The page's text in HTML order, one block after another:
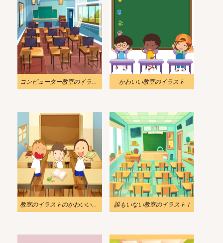
コンピューター教室のイラスト かわいい教室のイラスト
教室のイラストのかわいい子供たち 誰もいない教室のイラスト 1